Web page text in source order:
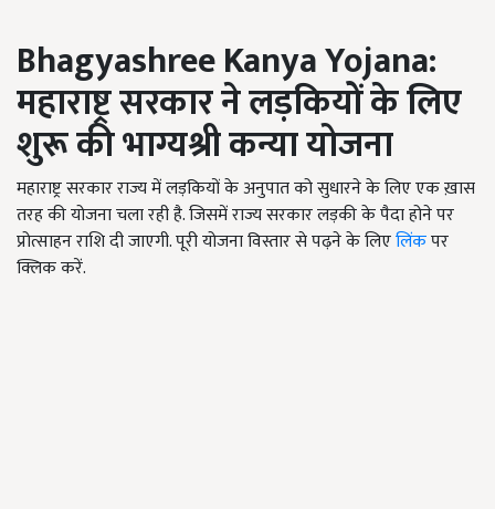
Bhagyashree Kanya Yojana:
महाराष्ट्र सरकार ने लड़कियों के लिए
शुरू की भाग्यश्री कन्या योजना
महाराष्ट्र सरकार राज्य में लड़कियों के अनुपात को सुधारने के लिए एक ख़ास
तरह की योजना चला रही है. जिसमें राज्य सरकार लड़की के पैदा होने पर
प्रोत्साहन राशि दी जाएगी. पूरी योजना विस्तार से पढ़ने के लिएलिंकपर
क्लिक करें.